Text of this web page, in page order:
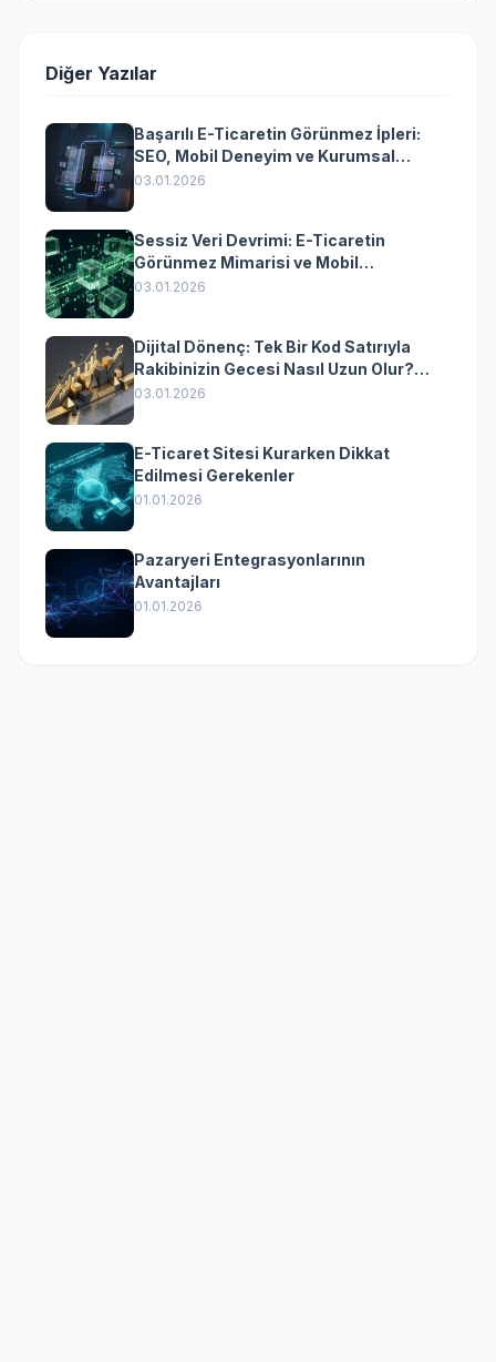
Diğer Yazılar
Başarılı E-Ticaretin Görünmez İpleri:
SEO, Mobil Deneyim ve Kurumsal
Yazılımın Kazandıran Senkronizasyonu
03.01.2026
Sessiz Veri Devrimi: E-Ticaretin
Görünmez Mimarisi ve Mobil
Dönüşümün Kurumsal Anahtarı
03.01.2026
Dijital Dönenç: Tek Bir Kod Satırıyla
Rakibinizin Gecesi Nasıl Uzun Olur?
(Kurumsal Yazılımın Güçlü Rolü)
03.01.2026
E-Ticaret Sitesi Kurarken Dikkat
Edilmesi Gerekenler
01.01.2026
Pazaryeri Entegrasyonlarının
Avantajları
01.01.2026